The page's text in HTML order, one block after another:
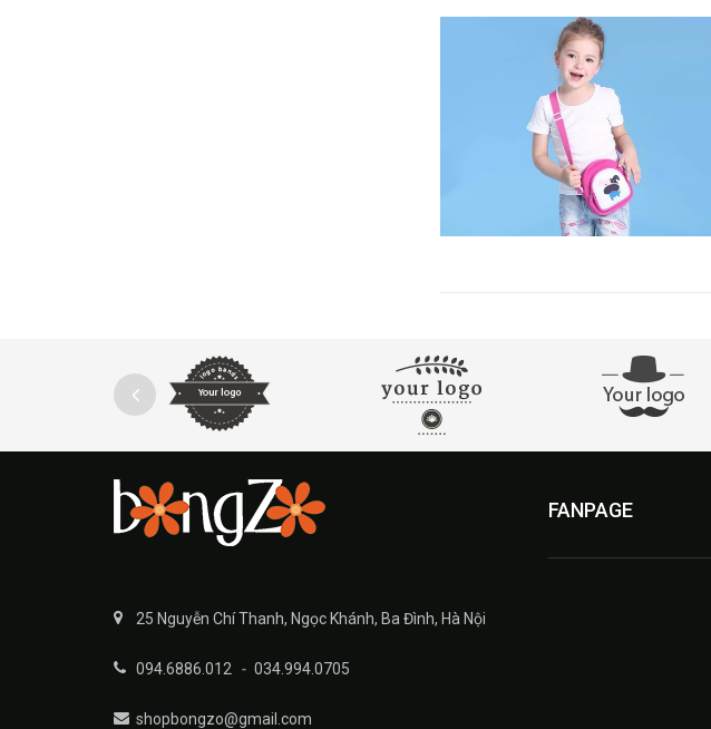
25 Nguyễn Chí Thanh, Ngọc Khánh, Ba Đình, Hà Nội
094.6886.012 - 034.994.0705
shopbongzo@gmail.com
FANPAGE